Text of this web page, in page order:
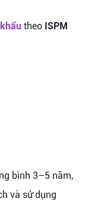
theo ISPM
bình 3–5 năm,
và sử dụng